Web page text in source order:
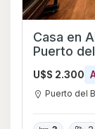
Casa en
Puerto
U$S 2.300
Puerto del